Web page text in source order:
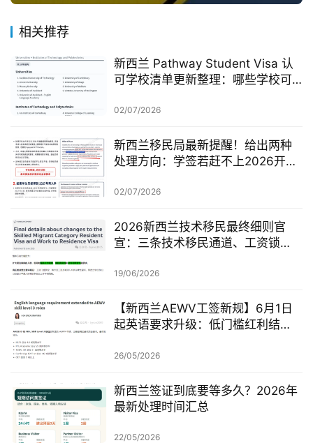
相关推荐
新西兰 Pathway Student Visa 认
可学校清单更新整理：哪些学校可
02/07/2026
新西兰移民局最新提醒！给出两种
处理方向：学签若赶不上2026开
02/07/2026
2026新西兰技术移民最终细则官
宣：三条技术移民通道、工资锁
查一次梳理
19/06/2026
【新西兰AEWV工签新规】6月1日
起英语要求升级：低门槛红利结
26/05/2026
新西兰签证到底要等多久？2026年
最新处理时间汇总
22/05/2026